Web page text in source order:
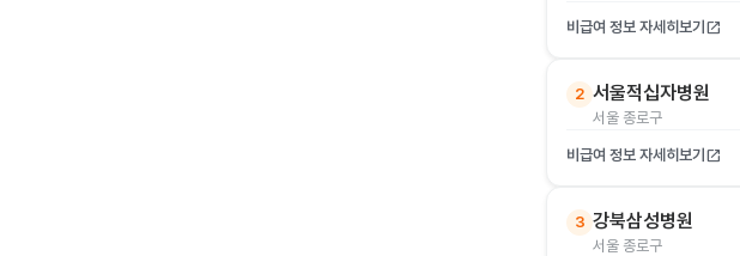
비급여 정보 자세히보기 open_in_new
2 서울적십자병원
서울 종로구
비급여 정보 자세히보기 open_in_new
3 강북삼성병원
서울 종로구